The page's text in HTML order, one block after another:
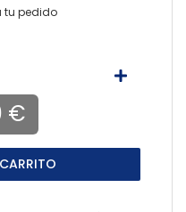
tu pedido
€